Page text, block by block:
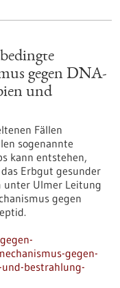
gegen DNA-
und
Fällen
sogenannte
kann entstehen,
Erbgut gesunder
unter Ulmer Leitung
gegen
gegen-
bestrahlung-